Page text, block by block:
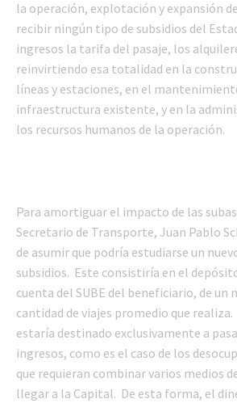
la operación, explotación y expansión
recibir ningún tipo de subsidios del
ingresos la tarifa del pasaje, los
reinvirtiendo esa totalidad en la
líneas y estaciones, en el
infraestructura existente, y en la
los recursos humanos de la operación.
Para amortiguar el impacto de las
Secretario de Transporte, Juan Pablo
de asumir que podría estudiarse un
subsidios. Este consistiría en el
cuenta del SUBE del beneficiario, de un
cantidad de viajes promedio que
estaría destinado exclusivamente a
ingresos, como es el caso de los
que requieran combinar varios medios
llegar a la Capital. De esta forma, el